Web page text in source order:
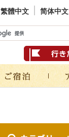
繁體中文 简体中文